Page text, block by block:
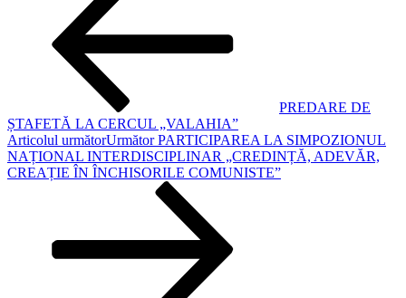
PREDARE DE
ȘTAFETĂ LA CERCUL „VALAHIA”
Articolul următorUrmător PARTICIPAREA LA SIMPOZIONUL
NAȚIONAL INTERDISCIPLINAR „CREDINȚĂ, ADEVĂR,
CREAȚIE ÎN ÎNCHISORILE COMUNISTE”